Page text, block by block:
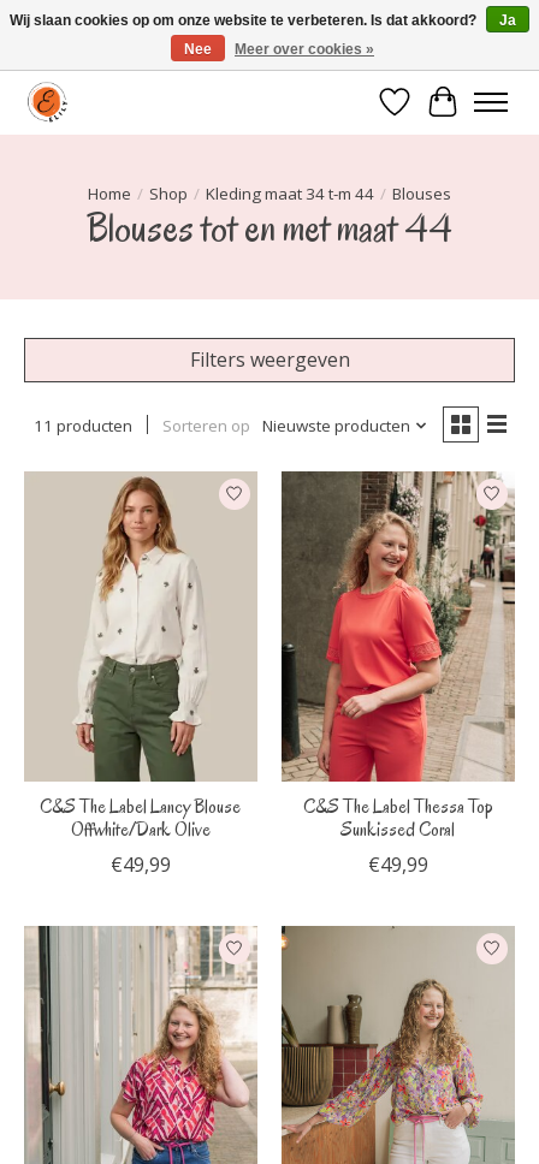
Elily is er om jou te laten stralen! Mode vanaf maat 34 t/m 54
Verlanglijst
Home / Shop / Kleding maat 34 t-m 44 / Blouses
Blouses tot en met maat 44
Filters weergeven
11 producten Sorteren op Nieuwste producten
C&S The Label Lancy Blouse
Offwhite/Dark Olive
€49,99
C&S The Label Thessa Top
Sunkissed Coral
€49,99
Wij slaan cookies op om onze website te verbeteren. Is dat akkoord?
Ja
Nee
Meer over cookies »